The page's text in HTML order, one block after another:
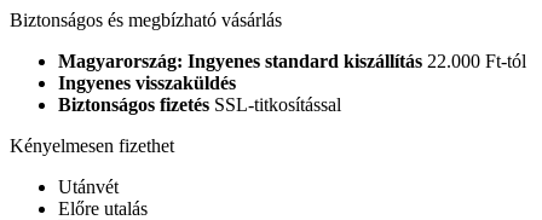
Biztonságos és megbízható vásárlás
Magyarország: Ingyenes standard kiszállítás 22.000 Ft-tól
Ingyenes visszaküldés
Biztonságos fizetés SSL-titkosítással
Kényelmesen fizethet
Utánvét
Előre utalás